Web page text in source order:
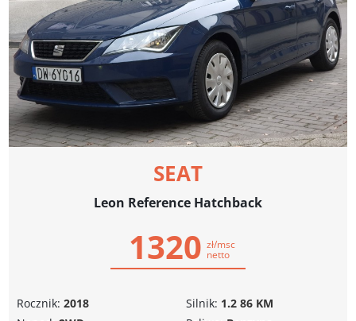
SEAT
Leon Reference Hatchback
1320 zł/msc
netto
Rocznik: 2018
Silnik: 1.2 86 KM